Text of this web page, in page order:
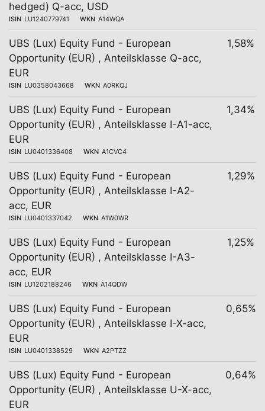
hedged) Q-acc, USD
ISIN LU1240779741 WKN A14WQA
UBS (Lux) Equity Fund - European
Opportunity (EUR) , Anteilsklasse Q-acc,
EUR
ISIN LU0358043668 WKN A0RKQJ
1,58%
UBS (Lux) Equity Fund - European
Opportunity (EUR) , Anteilsklasse I-A1-acc,
EUR
ISIN LU0401336408 WKN A1CVC4
1,34%
UBS (Lux) Equity Fund - European
Opportunity (EUR) , Anteilsklasse I-A2-
acc, EUR
ISIN LU0401337042 WKN A1W0WR
1,29%
UBS (Lux) Equity Fund - European
Opportunity (EUR) , Anteilsklasse I-A3-
acc, EUR
ISIN LU1202188246 WKN A14QDW
1,25%
UBS (Lux) Equity Fund - European
Opportunity (EUR) , Anteilsklasse I-X-acc,
EUR
ISIN LU0401338529 WKN A2PTZZ
0,65%
UBS (Lux) Equity Fund - European
Opportunity (EUR) , Anteilsklasse U-X-acc,
EUR
0,64%